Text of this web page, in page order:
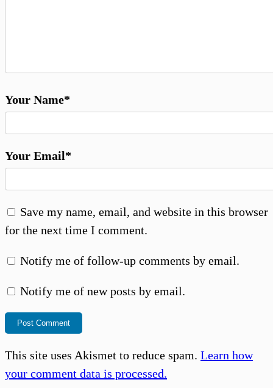
Your Name*
Your Email*
Save my name, email, and website in this browser
for the next time I comment.
Notify me of follow-up comments by email.
Notify me of new posts by email.
This site uses Akismet to reduce spam. Learn how
your comment data is processed.